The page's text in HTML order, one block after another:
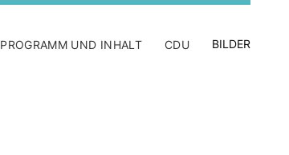
PROGRAMM UND INHALT CDU BILDER